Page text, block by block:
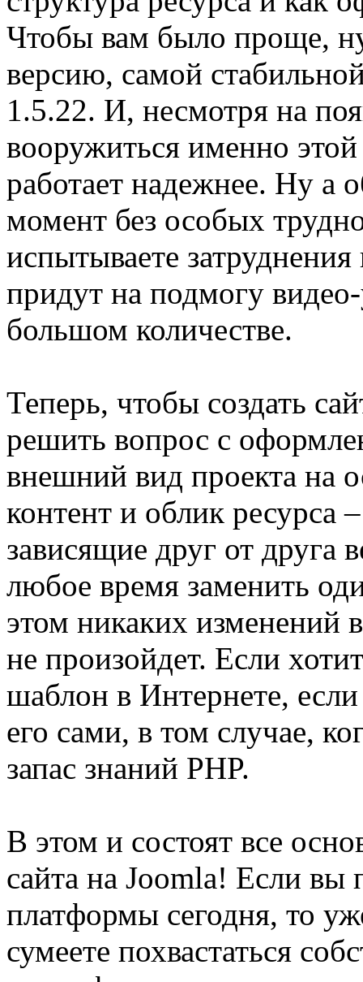
Чтобы вам было проще,
версию, самой
1.5.22. И, несмотря на
вооружиться именно
работает надежнее. Ну а
момент без особых
испытываете
придут на подмогу
большом количестве.
Теперь, чтобы создать
решить вопрос с
внешний вид проекта на
контент и облик ресурса
зависящие друг от
любое время заменить
этом никаких изменений
не произойдет. Если
шаблон в Интернете,
его сами, в том случае,
запас знаний PHP.
В этом и состоят все
сайта на Joomla! Если вы
платформы сегодня, то
сумеете похвастаться